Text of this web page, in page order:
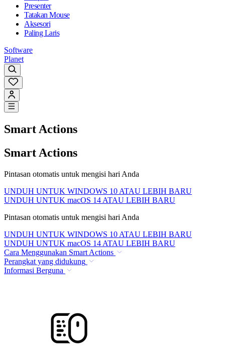
Presenter
Tatakan Mouse
Aksesori
Paling Laris
Software
Planet
Smart Actions
Smart Actions
Pintasan otomatis untuk mengisi hari Anda
UNDUH UNTUK WINDOWS 10 ATAU LEBIH BARU
UNDUH UNTUK macOS 14 ATAU LEBIH BARU
Pintasan otomatis untuk mengisi hari Anda
UNDUH UNTUK WINDOWS 10 ATAU LEBIH BARU
UNDUH UNTUK macOS 14 ATAU LEBIH BARU
Cara Menggunakan Smart Actions
Perangkat yang didukung
Informasi Berguna